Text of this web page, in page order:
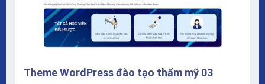
Theme WordPress đào tạo thẩm mỹ 03